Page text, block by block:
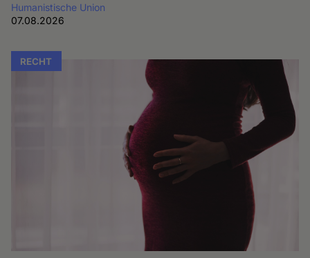
Humanistische Union
07.08.2026
RECHT